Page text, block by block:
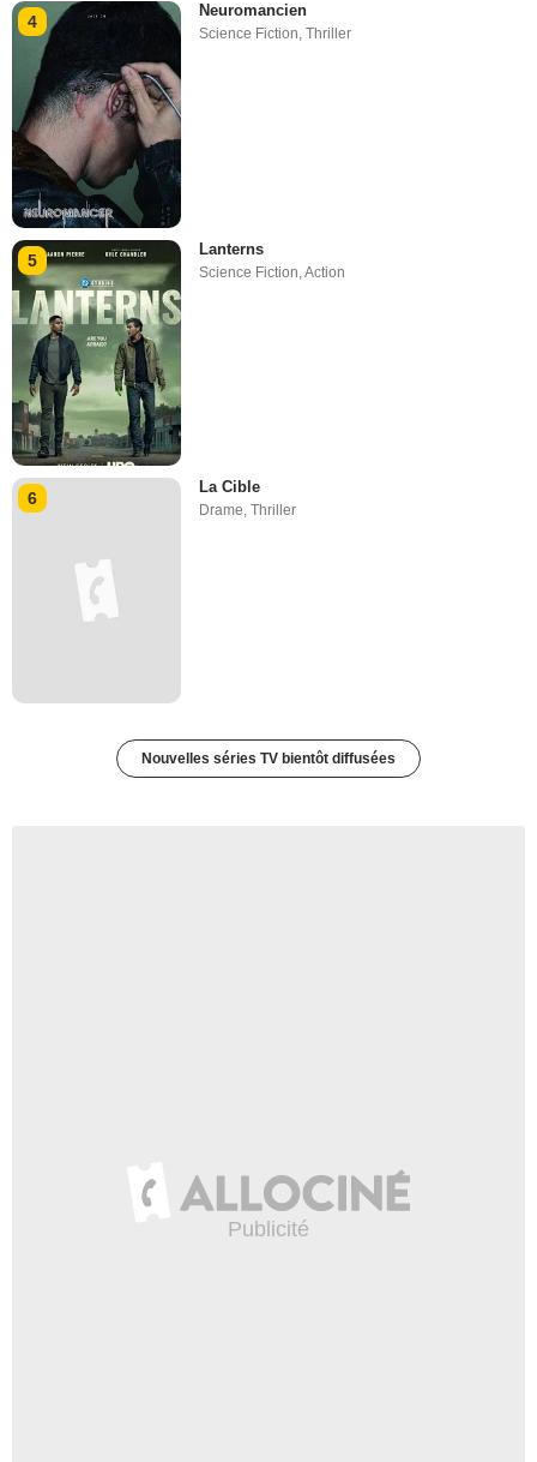
4
Neuromancien
Science Fiction,Thriller
5
Lanterns
Science Fiction ,Action
6
La Cible
Drame,Thriller
Nouvelles séries TV bientôt diffusées